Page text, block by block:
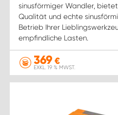
sinusförmiger Wandler,
Qualität und echte
Betrieb Ihrer
empfindliche Lasten.
369 €
EXKL. 19 % MWST.